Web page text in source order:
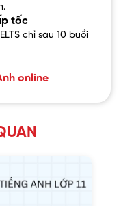
tốc
chỉ sau 10 buổi
online